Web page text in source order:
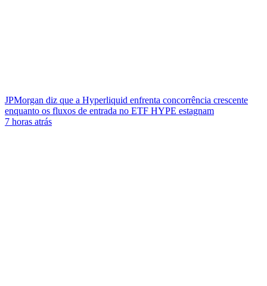
JPMorgan diz que a Hyperliquid enfrenta concorrência crescente
enquanto os fluxos de entrada no ETF HYPE estagnam
7 horas atrás